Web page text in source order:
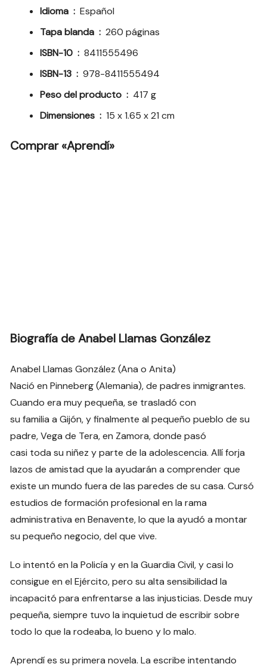
Idioma ‏ : ‎Español
Tapa blanda ‏ : ‎260 páginas
ISBN-10 ‏ : ‎8411555496
ISBN-13 ‏ : ‎978-8411555494
Peso del producto ‏ : ‎ 417 g
Dimensiones ‏ : ‎15 x 1.65 x 21 cm
Comprar «Aprendí»
Biografía de Anabel Llamas González
Anabel Llamas González (Ana o Anita)
Nació en Pinneberg (Alemania), de padres inmigrantes.
Cuando era muy pequeña, se trasladó con
su familia a Gijón, y finalmente al pequeño pueblo de su
padre, Vega de Tera, en Zamora, donde pasó
casi toda su niñez y parte de la adolescencia. Allí forja
lazos de amistad que la ayudarán a comprender que
existe un mundo fuera de las paredes de su casa. Cursó
estudios de formación profesional en la rama
administrativa en Benavente, lo que la ayudó a montar
su pequeño negocio, del que vive.
Lo intentó en la Policía y en la Guardia Civil, y casi lo
consigue en el Ejército, pero su alta sensibilidad la
incapacitó para enfrentarse a las injusticias. Desde muy
pequeña, siempre tuvo la inquietud de escribir sobre
todo lo que la rodeaba, lo bueno y lo malo.
Aprendí es su primera novela. La escribe intentando